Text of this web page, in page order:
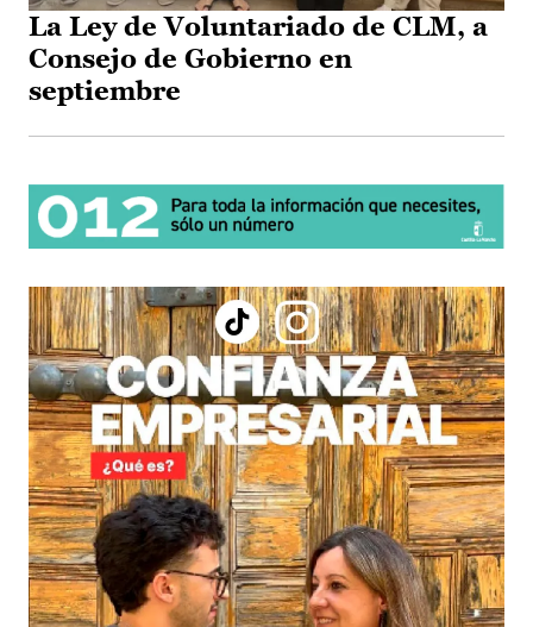
La Ley de Voluntariado de CLM, a
Consejo de Gobierno en
septiembre